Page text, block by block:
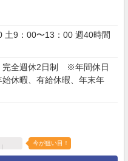
土9：00〜13：00 週40時間
全週休2日制 ※年間休日
休暇、有給休暇、年末年
今が狙い目！